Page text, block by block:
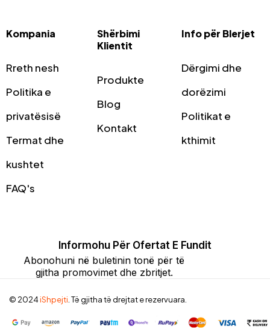
Kompania
Rreth nesh
Politika e
privatësisë
Termat dhe
kushtet
FAQ's
Shërbimi
Klientit
Produkte
Blog
Kontakt
Info për Blerjet
Dërgimi dhe
dorëzimi
Politikat e
kthimit
Informohu Për Ofertat E Fundit
Abonohuni në buletinin tonë për të
gjitha promovimet dhe zbritjet.
© 2024iShpejti. Të gjitha të drejtat e rezervuara.